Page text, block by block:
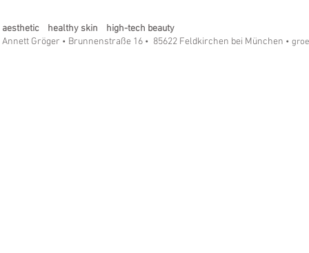
aesthetic healthy skin high-tech beauty
Annett Gröger • Brunnenstraße 16 • 85622 Feldkirchen bei München •